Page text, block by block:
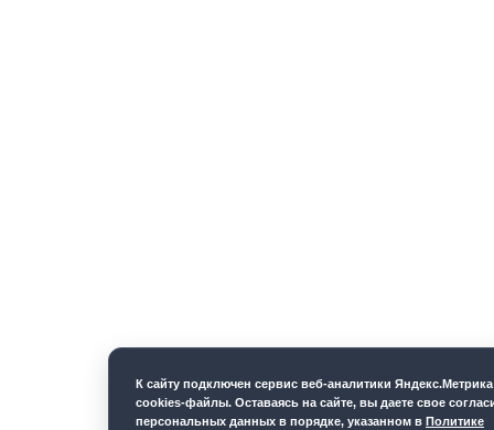
К cайту подключен сервис веб-аналитики
cookies-файлы. Оставаясь на сайте, вы даете свое
персональных данных в порядке, указанном в Политике